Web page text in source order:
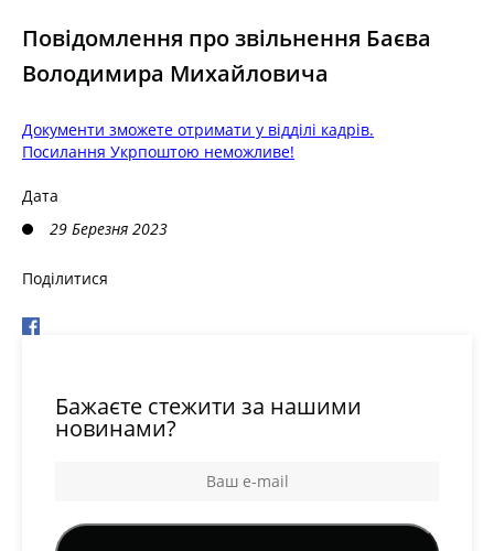
Повідомлення про звільнення Баєва
Володимира Михайловича
Документи зможете отримати у відділі кадрів.
Посилання Укрпоштою неможливе!
Дата
29 Березня 2023
Поділитися
Бажаєте стежити за нашими
новинами?